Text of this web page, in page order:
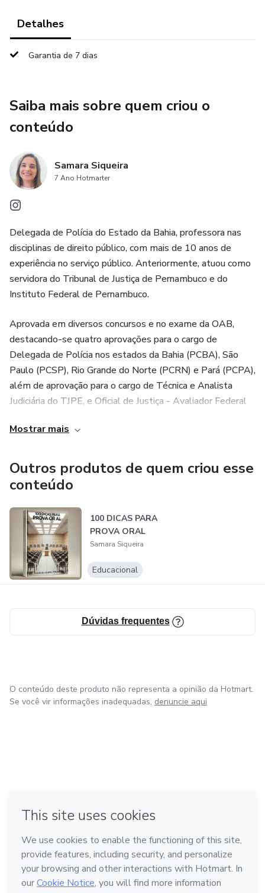
Estratégia ....................................16
👊🏻 material foi desenvolvido de forma direta e objetiva,
em mentorias e consultorias, além de reunir os métodos
que utilizei nas minhas próprias aprovações em concursos
📍Este roteiro é especialmente pensado para quem, no
momento, não pode investir em uma mentoria ou
consultoria personalizada, mas precisa de um guia claro e
eficiente para direcionar os estudos. Foi criado com o
objetivo de contribuir para a sua jornada rumo à aprovação
e, sem dúvida, será um recurso valioso.
Detalhes
Garantia de 7 dias
Saiba mais sobre quem criou o
conteúdo
Samara Siqueira
7 Ano Hotmarter
Delegada de Polícia do Estado da Bahia, professora nas
disciplinas de direito público, com mais de 10 anos de
experiência no serviço público. Anteriormente, atuou como
servidora do Tribunal de Justiça de Pernambuco e do
Instituto Federal de Pernambuco.
Aprovada em diversos concursos e no exame da OAB,
destacando-se quatro aprovações para o cargo de
Delegada de Polícia nos estados da Bahia (PCBA), São
Paulo (PCSP), Rio Grande do Norte (PCRN) e Pará (PCPA),
além de aprovação para o cargo de Técnica e Analista
Judiciária do TJPE, e Oficial de Justiça - Avaliador Federal
Universitário do Vale do Ipojuca - UNIFAVIP, possui
Pública pela Faculdade de Direito Prof. Damásio de Jesus.
Colabora com a Escola Nacional de Administração Pública.
Produtora de conteúdo digital no Instagram:
@provaoralemfoco
Mentora no @granxperts
Mostrar mais
Outros produtos de quem criou esse
conteúdo
100 DICAS PARA
PROVA ORAL
Samara Siqueira
Educacional
Dúvidas frequentes
O conteúdo deste produto não representa a opinião da Hotmart.
Se você vir informações inadequadas, denuncie aqui
Feito com ❤ na Cidade do México
Conheça a Hotmart